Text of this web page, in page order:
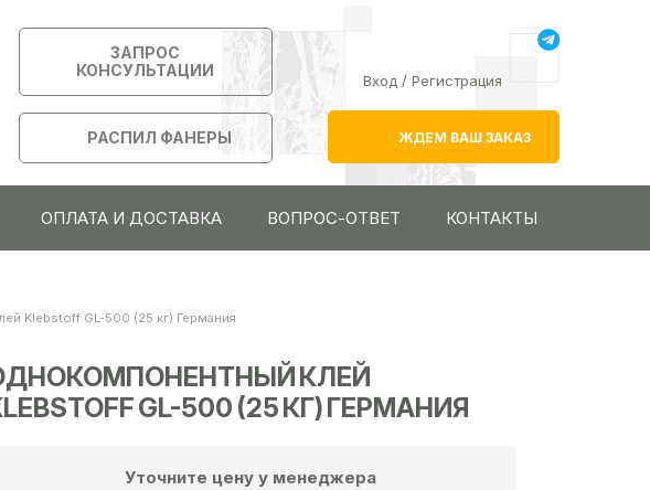
ЗАПРОС
КОНСУЛЬТАЦИИ
РАСПИЛ ФАНЕРЫ
Вход / Регистрация
ЖДЕМ ВАШ ЗАКАЗ
ОПЛАТА И ДОСТАВКА ВОПРОС-ОТВЕТ КОНТАКТЫ
Klebstoff GL-500 (25 кг) Германия
КЛЕЙ
GL-500 (25 КГ) ГЕРМАНИЯ
Уточните цену у менеджера